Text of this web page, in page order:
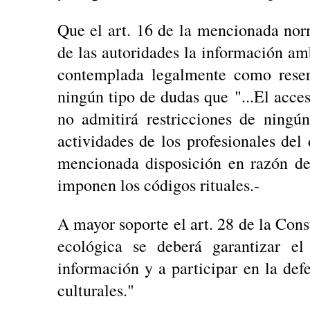
Que el art. 16 de la mencionada
de las autoridades la información
contemplada legalmente como
ningún tipo de dudas que "...El
no admitirá restricciones de
actividades de los profesionales
mencionada disposición en razón
imponen los códigos rituales.-
A mayor soporte el art. 28 de la
ecológica se deberá garantizar
información y a participar en la
culturales."